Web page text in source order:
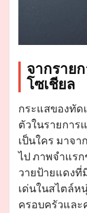
จากราย
โซเชียล
กระแสของทัด
ตัวในรายการ
เป็นใคร มาจ
ไป ภาพจำแร
วายป้ายแดง
เด่นในสไตล์ห
ครอบครัวและ